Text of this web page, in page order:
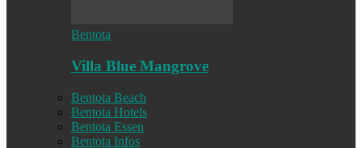
Bentota
Villa Blue Mangrove
Bentota Beach
Bentota Hotels
Bentota Essen
Bentota Infos